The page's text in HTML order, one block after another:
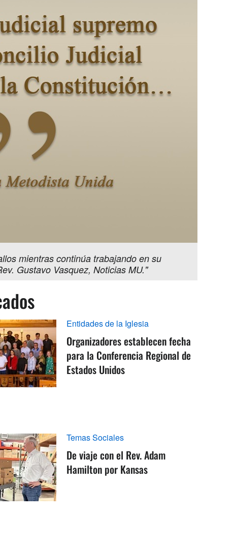
mientras continúa trabajando en su
Gustavo Vasquez, Noticias MU."
Entidades de la Iglesia
Organizadores establecen fecha
para la Conferencia Regional de
Estados Unidos
Temas Sociales
De viaje con el Rev. Adam
Hamilton por Kansas